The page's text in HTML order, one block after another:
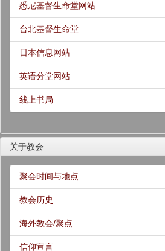
悉尼基督生命堂网站
台北基督生命堂
日本信息网站
英语分堂网站
线上书局
关于教会
聚会时间与地点
教会历史
海外教会/聚点
信仰宣言